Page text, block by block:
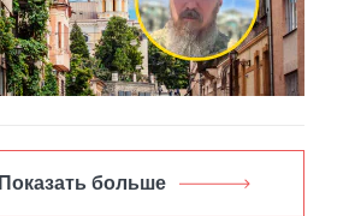
Показать больше